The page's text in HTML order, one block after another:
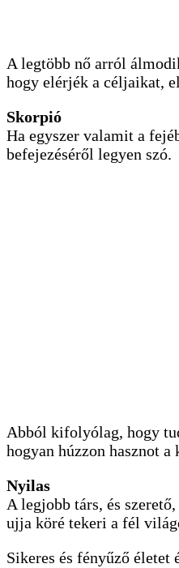
A legtöbb nő arról
hogy elérjék a céljaikat,
Skorpió
Ha egyszer valamit a
befejezéséről legyen szó.
Abból kifolyólag, hogy
hogyan húzzon hasznot a
Nyilas
A legjobb társ, és
ujja köré tekeri a fél
Sikeres és fényűző életet